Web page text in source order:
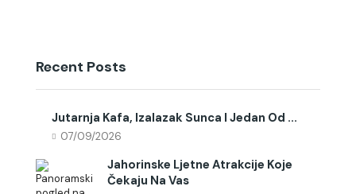
Recent Posts
Jutarnja Kafa, Izalazak Sunca I Jedan Od ...
07/09/2026
Jahorinske Ljetne Atrakcije Koje
Čekaju Na Vas